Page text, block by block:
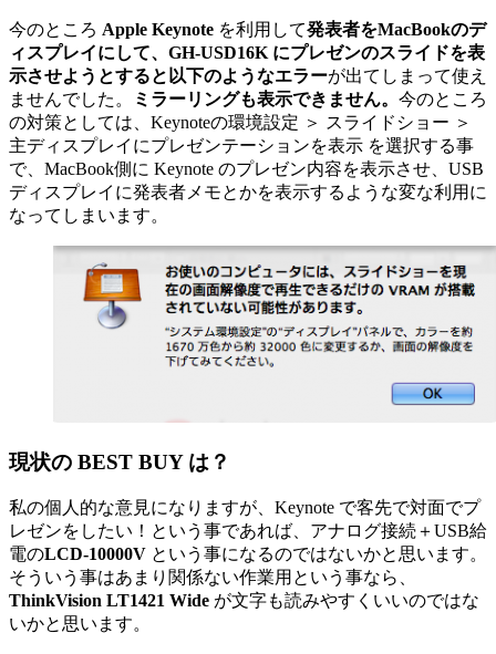
今のところ Apple Keynote を利用して発表者をMacBookのデ
ィスプレイにして、GH-USD16K にプレゼンのスライドを表
示させようとすると以下のようなエラーが出てしまって使え
ませんでした。
ミラーリングも表示できません。 今のところ
の対策としては、Keynoteの環境設定 ＞ スライドショー ＞
主ディスプレイにプレゼンテーションを表示 を選択する事
で、MacBook側に Keynote のプレゼン内容を表示させ、USB
ディスプレイに発表者メモとかを表示するような変な利用に
なってしまいます。
現状の BEST BUY は？
私の個人的な意見になりますが、Keynote で客先で対面でプ
レゼンをしたい！という事であれば、アナログ接続＋USB給
電のLCD-10000V という事になるのではないかと思います。
そういう事はあまり関係ない作業用という事なら、
ThinkVision LT1421 Wide が文字も読みやすくいいのではな
いかと思います。